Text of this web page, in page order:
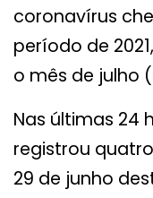
coronavírus
período de
o mês de julho
Nas últimas 24
registrou
29 de junho